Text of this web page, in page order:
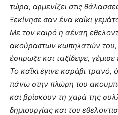
τώρα, αρμενίζει στις
Ξεκίνησε σαν ένα καΐκι
Με τον καιρό η αέναη
ακούραστων κωπηλατών του,
έσπρωξε και ταξίδεψε, γέμισε
Το καΐκι έγινε καράβι
πάνω στην πλώρη του
και βρίσκουν τη χαρά της
δημιουργίας και του